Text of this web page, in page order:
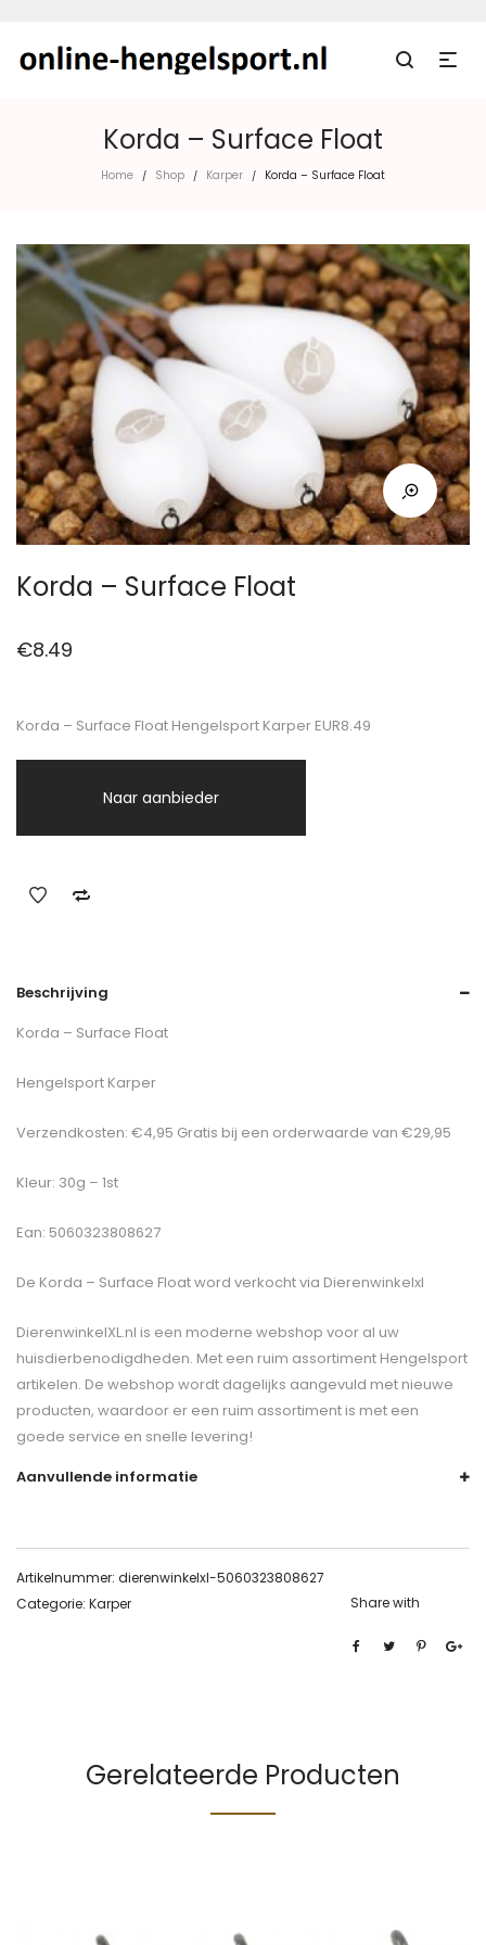
Korda – Surface Float
Home / Shop / Karper / Korda – Surface Float
Korda – Surface Float
€8.49
Korda – Surface Float Hengelsport Karper EUR8.49
Naar aanbieder
Beschrijving
Korda – Surface Float
Hengelsport Karper
Verzendkosten: €4,95 Gratis bij een orderwaarde van €29,95
Kleur: 30g – 1st
Ean: 5060323808627
De Korda – Surface Floatword verkocht via Dierenwinkelxl
DierenwinkelXL.nl is een moderne webshop voor al uw
huisdierbenodigdheden. Met een ruim assortiment Hengelsport
artikelen. De webshop wordt dagelijks aangevuld met nieuwe
producten, waardoor er een ruim assortiment is met een
goede service en snelle levering!
Aanvullende informatie
Artikelnummer: dierenwinkelxl-5060323808627
Categorie: Karper Share with
Gerelateerde Producten